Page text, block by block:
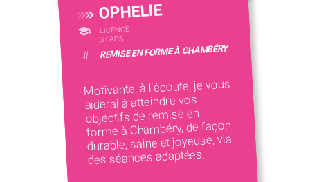
OPHELIE
LICENCE
STAPS
# REMISE EN FORME À CHAMBÉRY
Motivante, à l'écoute, je vous
aiderai à atteindre vos
objectifs de remise en
forme à Chambéry, de façon
durable, saine et joyeuse, via
des séances adaptées.